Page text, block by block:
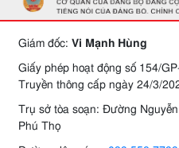
Giám đốc: Vi Mạnh Hùng
Giấy phép hoạt động số 154/
Truyền thông cấp ngày 24/3/
Trụ sở tòa soạn: Đường
Phú Thọ